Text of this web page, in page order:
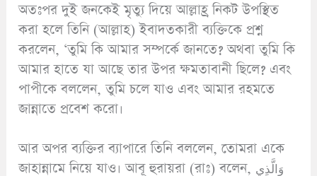
অতঃপর দুই জনকেই মৃত্যু দিয়ে আল্লাহ্র নিকট উপস্থিত
করা হলে তিনি (আল্লাহ) ইবাদতকারী ব্যক্তিকে প্রশ্ন
করলেন, ‘তুমি কি আমার সম্পর্কে জানতে? অথবা তুমি কি
আমার হাতে যা আছে তার উপর ক্ষমতাবানী ছিলে? এবং
পাপীকে বললেন, তুমি চলে যাও এবং আমার রহমতে
জান্নাতে প্রবেশ করো।
আর অপর ব্যক্তির ব্যাপারে তিনি বললেন, তোমরা একে
জাহান্নামে নিয়ে যাও। আবূ হুরায়রা (রাঃ) বলেন, وَالَّذِي